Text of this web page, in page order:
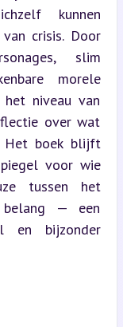
kunnen
crisis. Door
slim
morele
het niveau van
over wat
Het boek blijft
voor wie
tussen het
— een
en bijzonder